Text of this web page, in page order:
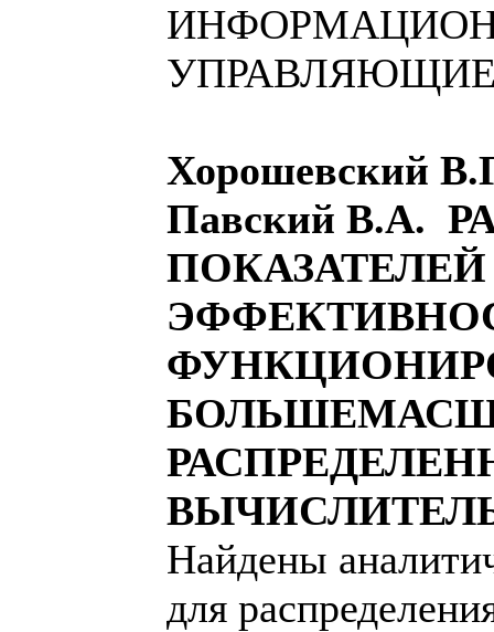
Хорошевский
Павский В.А.
ПОКАЗАТЕЛЕЙ
Найдены
для